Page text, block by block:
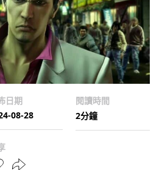
日期
08-28
閱讀時間
2分鐘